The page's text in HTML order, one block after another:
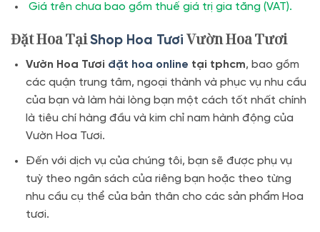
Giá trên chưa bao gồm thuế giá trị gia tăng (VAT).
Đặt Hoa TạiShop Hoa Tươi Vườn Hoa Tươi
Vườn Hoa Tươi đặt hoa online tại tphcm, bao gồm
các quận trung tâm, ngoại thành và phục vụ nhu cầu
của bạn và làm hài lòng bạn một cách tốt nhất chính
là tiêu chí hàng đầu và kim chỉ nam hành động của
Vườn Hoa Tươi.
Đến với dịch vụ của chúng tôi, bạn sẽ được phụ vụ
tuỳ theo ngân sách của riêng bạn hoặc theo từng
nhu cầu cụ thể của bản thân cho các sản phẩm Hoa
tươi.